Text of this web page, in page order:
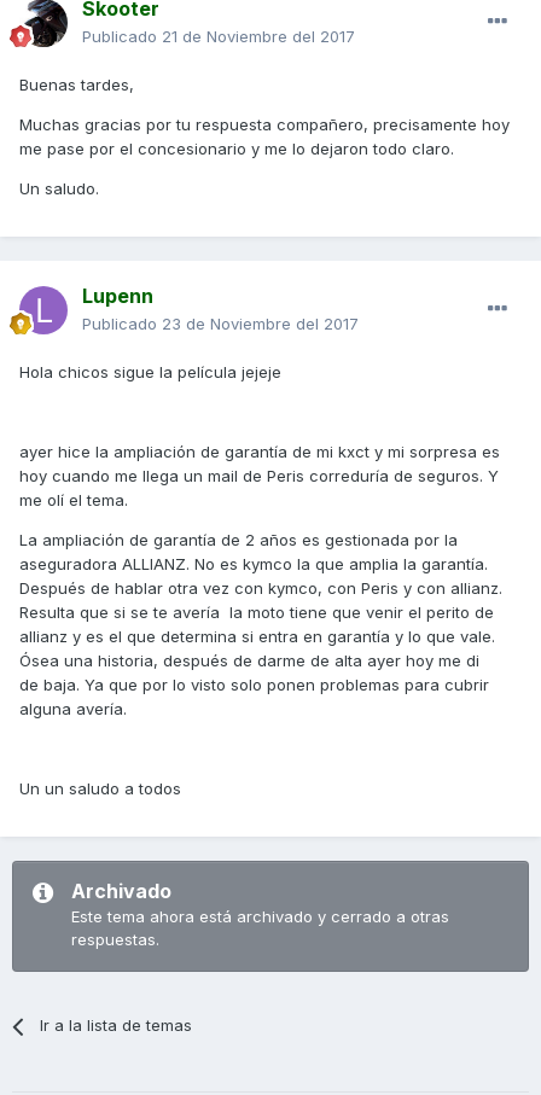
Skooter
Publicado 21 de Noviembre del 2017
Buenas tardes,
Muchas gracias por tu respuesta compañero, precisamente hoy
me pase por el concesionario y me lo dejaron todo claro.
Un saludo.
Lupenn
Publicado 23 de Noviembre del 2017
Hola chicos sigue la película jejeje
ayer hice la ampliación de garantía de mi kxct y mi sorpresa es
hoy cuando me llega un mail de Peris correduría de seguros. Y
me olí el tema.
La ampliación de garantía de 2 años es gestionada por la
aseguradora ALLIANZ. No es kymco la que amplia la garantía.
Después de hablar otra vez con kymco, con Peris y con allianz.
Resulta que si se te avería la moto tiene que venir el perito de
allianz y es el que determina si entra en garantía y lo que vale.
Ósea una historia, después de darme de alta ayer hoy me di
de baja. Ya que por lo visto solo ponen problemas para cubrir
alguna avería.
Un un saludo a todos
Archivado
Este tema ahora está archivado y cerrado a otras
respuestas.
Ir a la lista de temas